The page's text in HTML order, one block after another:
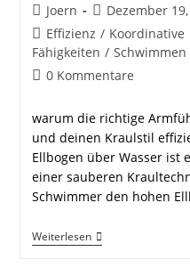
Beitrags-
Autor:
Joern
Beitrag
veröffentlicht:
Dezember
Beitrags-
Kategorie:
Effizienz / Koordinative
Fähigkeiten / Schwimmen
Beitrags-
0 Kommentare
warum die richtige
und deinen Kraulstil
Ellbogen über Wasser ist
einer sauberen
Schwimmer den hohen
WeiterlesenHoher
Ellbogen